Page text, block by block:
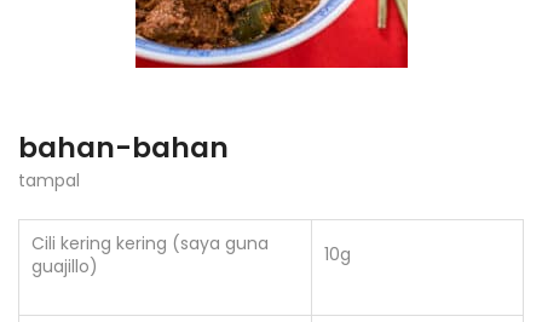
bahan-bahan
tampal
Cili kering kering (saya guna
guajillo)
10g